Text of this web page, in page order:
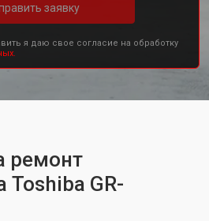
заявку
я даю свое согласие на обработку
ремонт
Toshiba GR-